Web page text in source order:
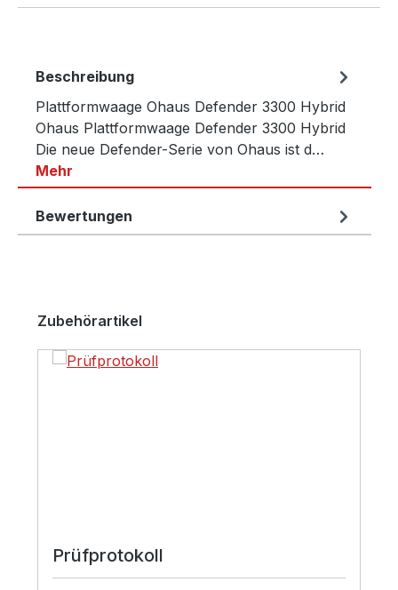
Beschreibung
Plattformwaage Ohaus Defender 3300 Hybrid
Ohaus Plattformwaage Defender 3300 Hybrid
Die neue Defender-Serie von Ohaus ist d…
Mehr
Bewertungen
Produktgalerie überspringen
Zubehörartikel
Prüfprotokoll